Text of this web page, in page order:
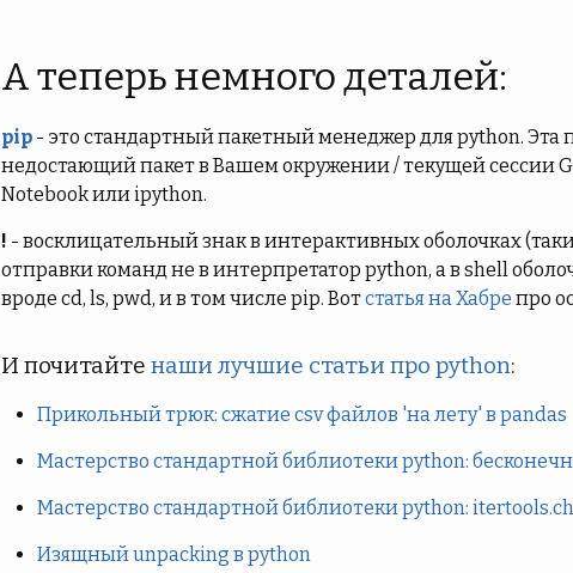
А теперь немного деталей:
pip - это стандартный пакетный менеджер для python. Эта
недостающий пакет в Вашем окружении / текущей сессии
Notebook или ipython.
! - восклицательный знак в интерактивных оболочках
отправки команд не в интерпретатор python, а в shell
вроде cd, ls, pwd, и в том числе pip. Вотстатья на Хабре про
И почитайте наши лучшие статьи про python:
Прикольный трюк: сжатие csv файлов 'на лету' в pandas
Мастерство стандартной библиотеки python:
Мастерство стандартной библиотеки python:
Изящный unpacking в python